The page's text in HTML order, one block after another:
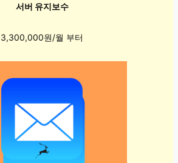
서버 유지보수
3,300,000원/월 부터